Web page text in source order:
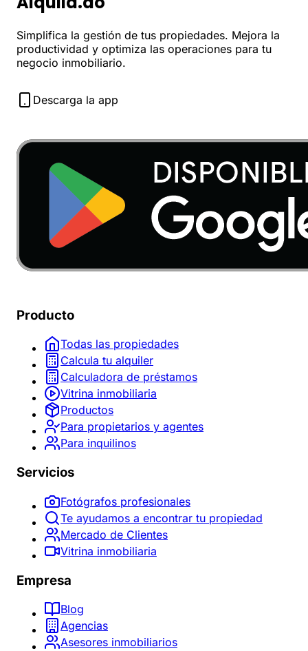
Simplifica la gestión de tus propiedades. Mejora la
productividad y optimiza las operaciones para tu
negocio inmobiliario.
Descarga la app
Producto
Todas las propiedades
Calcula tu alquiler
Calculadora de préstamos
Vitrina inmobiliaria
Productos
Para propietarios y agentes
Para inquilinos
Servicios
Fotógrafos profesionales
Te ayudamos a encontrar tu propiedad
Mercado de Clientes
Vitrina inmobiliaria
Empresa
Blog
Agencias
Asesores inmobiliarios